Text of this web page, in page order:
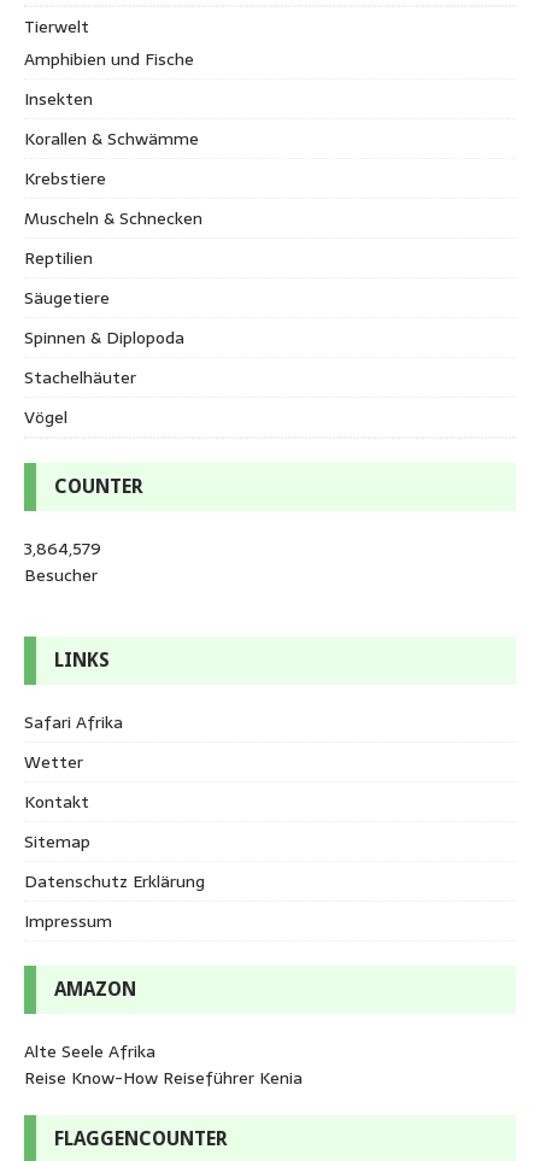
Tierwelt
Amphibien und Fische
Insekten
Korallen & Schwämme
Krebstiere
Muscheln & Schnecken
Reptilien
Säugetiere
Spinnen & Diplopoda
Stachelhäuter
Vögel
COUNTER
3,864,579
Besucher
LINKS
Safari Afrika
Wetter
Kontakt
Sitemap
Datenschutz Erklärung
Impressum
AMAZON
Alte Seele Afrika
Reise Know-How Reiseführer Kenia
FLAGGENCOUNTER